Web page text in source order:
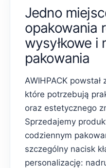
Jedno
opakowania
wysyłkowe i
pakowania
AWIHPACK
które potrzebują
oraz estetycznego
Sprzedajemy
codziennym
szczególny nacisk
personalizację: